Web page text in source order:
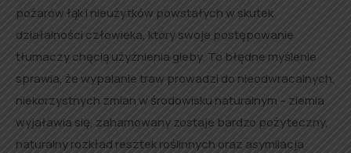
pożarów łąk i nieużytków powstałych w skutek
działalności człowieka, który swoje postępowanie
tłumaczy chęcią użyźnienia gleby. To błędne myślenie
sprawia, że wypalanie traw prowadzi do nieodwracalnych,
niekorzystnych zmian w środowisku naturalnym – ziemia
wyjaławia się, zahamowany zostaje bardzo pożyteczny,
naturalny rozkład resztek roślinnych oraz asymilacja